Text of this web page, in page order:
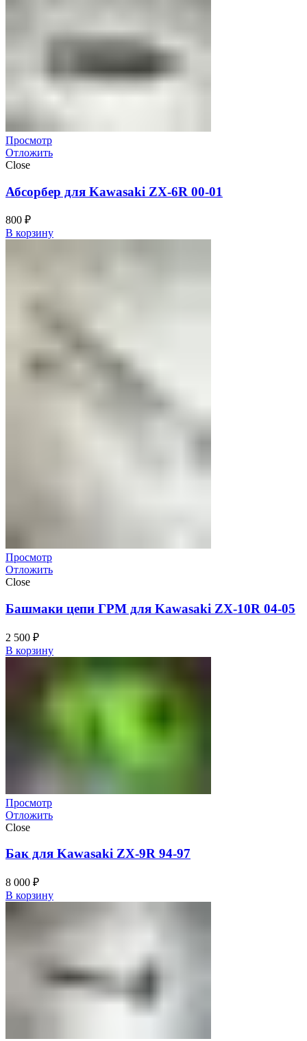
Просмотр
Отложить
Close
Абсорбер для Kawasaki ZX-6R 00-01
800 ₽
В корзину
Просмотр
Отложить
Close
Башмаки цепи ГРМ для Kawasaki ZX-10R 04-05
2 500 ₽
В корзину
Просмотр
Отложить
Close
Бак для Kawasaki ZX-9R 94-97
8 000 ₽
В корзину